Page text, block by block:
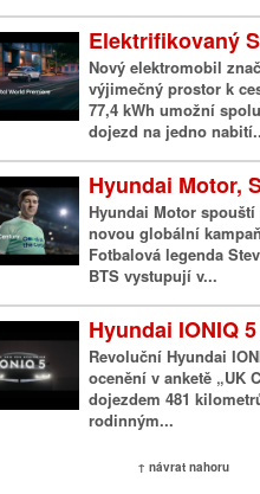
Elektrifikovaný
Nový elektromobil
výjimečný prostor k
77,4 kWh umožní
dojezd na jedno
Hyundai Motor,
Hyundai Motor
novou globální
Fotbalová legenda
BTS vystupují v...
Hyundai IONIQ
Revoluční Hyundai
ocenění v anketě „UK
dojezdem 481
rodinným...
↑ návrat nahoru